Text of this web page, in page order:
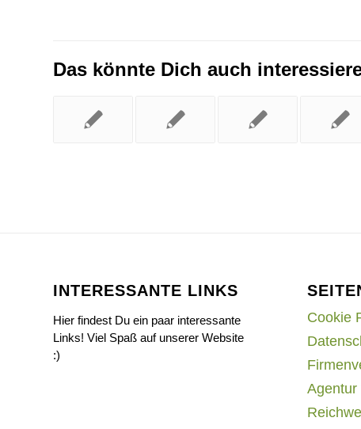
Das könnte Dich auch
INTERESSANTE LINKS
Hier findest Du ein paar interessante
Links! Viel Spaß auf unserer Website
:)
Cookie
Agentur